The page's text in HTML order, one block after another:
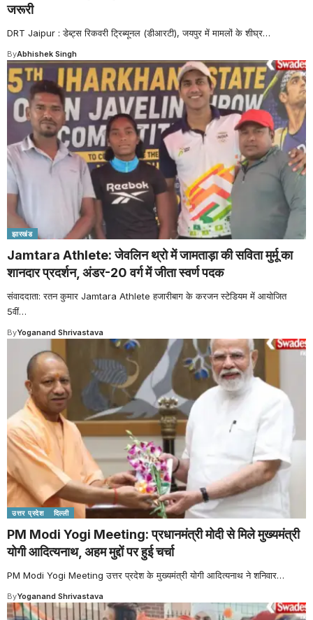
जरूरी
DRT Jaipur : डेब्ट्स रिकवरी ट्रिब्यूनल (डीआरटी), जयपुर में मामलों के शीघ्र…
ByAbhishek Singh
झारखंड
Jamtara Athlete: जेवलिन थ्रो में जामताड़ा की सविता मुर्मू का
शानदार प्रदर्शन, अंडर-20 वर्ग में जीता स्वर्ण पदक
संवाददाता: रतन कुमार Jamtara Athlete हजारीबाग के करजन स्टेडियम में आयोजित
5वीं…
ByYoganand Shrivastava
उत्तर प्रदेश दिल्ली
PM Modi Yogi Meeting: प्रधानमंत्री मोदी से मिले मुख्यमंत्री
योगी आदित्यनाथ, अहम मुद्दों पर हुई चर्चा
PM Modi Yogi Meeting उत्तर प्रदेश के मुख्यमंत्री योगी आदित्यनाथ ने शनिवार…
ByYoganand Shrivastava